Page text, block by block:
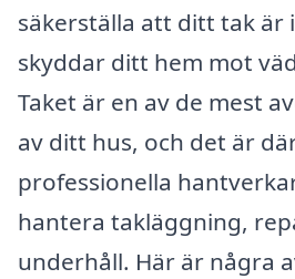
säkerställa att ditt tak är
skyddar ditt hem mot
Taket är en av de mest
av ditt hus, och det är
professionella
hantera takläggning,
underhåll. Här är några